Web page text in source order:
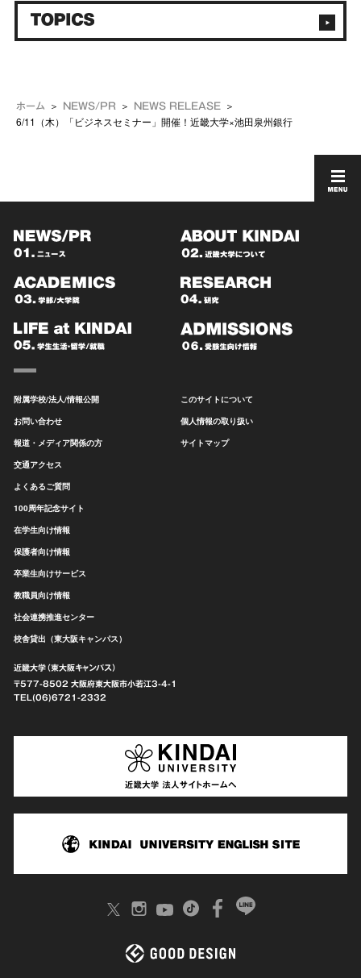
ホーム NEWS/PR NEWS RELEASE
6/11（木）「ビジネスセミナー」開催！近畿大学×池田泉州銀行
附属学校/法人/情報公開
お問い合わせ
報道・メディア関係の方
交通アクセス
よくあるご質問
100周年記念サイト
在学生向け情報
保護者向け情報
卒業生向けサービス
教職員向け情報
社会連携推進センター
校舎貸出（東大阪キャンパス）
このサイトについて
個人情報の取り扱い
サイトマップ
近畿大学（東大阪キャンパス）
〒577-8502 大阪府東大阪市小若江3-4-1
TEL(06)6721-2332